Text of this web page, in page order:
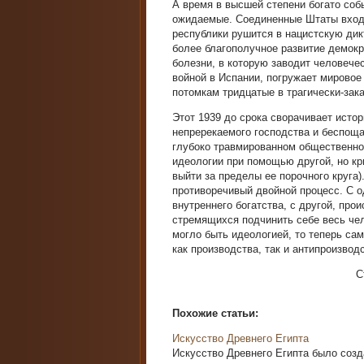
А время в высшей степени богато
ожидаемые. Соединенные Штаты
республики рушится в нацистскую
более благополучное развитие
болезни, в которую заводит
войной в Испании, погружает
потомкам тридцатые в трагически-
Этот 1939 до срока сворачивает
непререкаемого господства и
глубоко травмированном
идеологии при помощью другой, но
выйти за пределы ее порочного
противоречивый двойной процесс. С
внутреннего богатства, с другой,
стремящихся подчинить себе весь
могло быть идеологией, то теперь
как производства, так и
Похожие статьи:
Искусство Древнего Египта
Искусство Древнего Египта было